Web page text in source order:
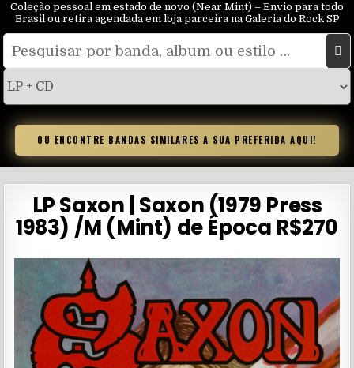
Coleção pessoal em estado de novo (Near Mint) – Envio para todo
Brasil ou retira agendada em loja parceira na Galeria do Rock SP
Pesquisar
tipo
OU ENCONTRE BANDAS SIMILARES A SUA PREFERIDA AQUI!
LP Saxon | Saxon (1979 Press
1983) /M (Mint) de Época R$270